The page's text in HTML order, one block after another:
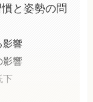
と姿勢の問
影響
影響
下